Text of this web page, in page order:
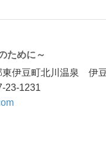
ために～
伊豆町北川温泉 伊豆
23-1231